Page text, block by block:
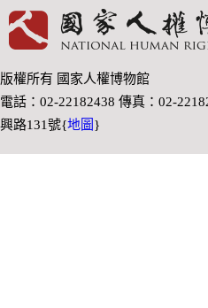
版權所有 國家人權博物館
電話：02-22182438 傳真：02-
興路131號{地圖 }